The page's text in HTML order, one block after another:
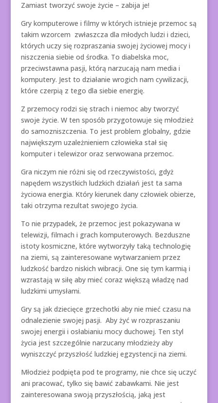
Zamiast tworzyć swoje życie – zabija je!
Gry komputerowe i filmy w których istnieje przemoc są
takim wzorcem zwłaszcza dla młodych ludzi i dzieci,
których uczy się rozpraszania swojej życiowej mocy i
niszczenia siebie od środka. To diabelska moc,
przeciwstawna pasji, którą narzucają nam media i
komputery. Jest to działanie wrogich nam cywilizacji,
które czerpią z tego dla siebie energię.
Z przemocy rodzi się strach i niemoc aby tworzyć
swoje życie. W ten sposób przygotowuje się młodzież
do samozniszczenia. To jest problem globalny, gdzie
największym uzależnieniem człowieka stał się
komputer i telewizor oraz serwowana przemoc.
Gra niczym nie różni się od rzeczywistości, gdyż
napędem wszystkich ludzkich działań jest ta sama
życiowa energia. Który kierunek dany człowiek obierze,
taki otrzyma rezultat swojego życia.
To nie przypadek, że przemoc jest pokazywana w
telewizji, filmach i grach komputerowych. Bezduszne
istoty kosmiczne, które wytworzyły taką technologię
na ziemi, są zainteresowane wytwarzaniem przez
ludzkość bardzo niskich wibracji. One się tym karmią i
wzrastają w siłę aby mieć coraz większą władzę nad
ludzkimi umysłami.
Gry są jak dziecięce grzechotki aby nie mieć czasu na
odnalezienie swojej pasji. Aby żyć w rozpraszaniu
swojej energii i osłabianiu mocy duchowej. Ten styl
życia jest szczególnie narzucany młodzieży aby
wyniszczyć przyszłość ludzkiej egzystencji na ziemi.
Młodzież podpięta pod te programy, nie chce się uczyć
ani pracować, tylko się bawić zabawkami. Nie jest
zainteresowana swoją przyszłością, jaką jest